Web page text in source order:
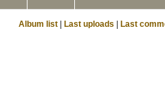
Album list Last uploads Last